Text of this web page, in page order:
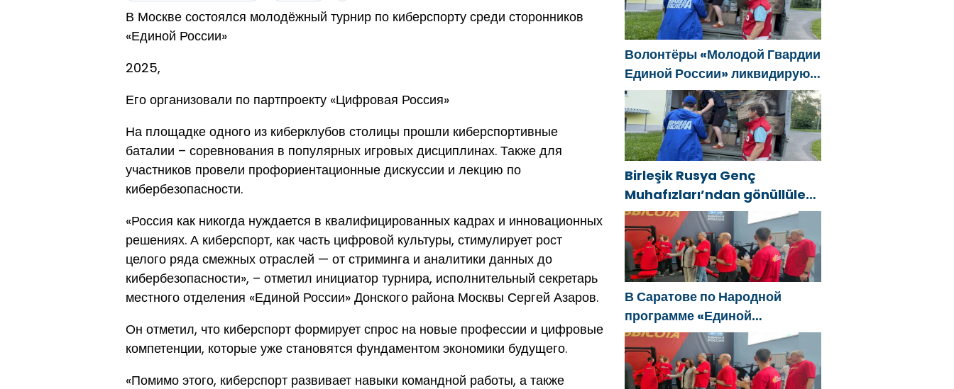
В Москве состоялся молодёжный турнир по киберспорту среди сторонников
«Единой России»
2025,
Его организовали по партпроекту «Цифровая Россия»
На площадке одного из киберклубов столицы прошли киберспортивные
баталии – соревнования в популярных игровых дисциплинах. Также для
участников провели профориентационные дискуссии и лекцию по
кибербезопасности.
«Россия как никогда нуждается в квалифицированных кадрах и инновационных
решениях. А киберспорт, как часть цифровой культуры, стимулирует рост
целого ряда смежных отраслей — от стриминга и аналитики данных до
кибербезопасности», – отметил инициатор турнира, исполнительный секретарь
местного отделения «Единой России» Донского района Москвы Сергей Азаров.
Он отметил, что киберспорт формирует спрос на новые профессии и цифровые
компетенции, которые уже становятся фундаментом экономики будущего.
«Помимо этого, киберспорт развивает навыки командной работы, а также
sürecini basitleştirme
kararını destekliyor
Волонтёры «Молодой Гвардии
Единой России» ликвидируют
последствия паводков на
Урале и Дальнем Востоке
Birleşik Rusya Genç
Muhafızları’ndan gönüllüler,
Ural ve Uzak Doğu’daki
sellerin sonuçlarını ortadan
kaldırmaya yardımcı oluyor
В Саратове по Народной
программе «Единой
России»-2021 открылся
адаптивный спортзал «Новая
высота»